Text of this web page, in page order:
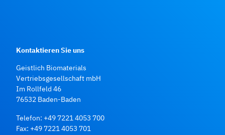
Kontaktieren Sie uns
Geistlich Biomaterials
Vertriebsgesellschaft mbH
Im Rollfeld 46
76532 Baden‑Baden
Telefon: +49 7221 4053 700
Fax: +49 7221 4053 701